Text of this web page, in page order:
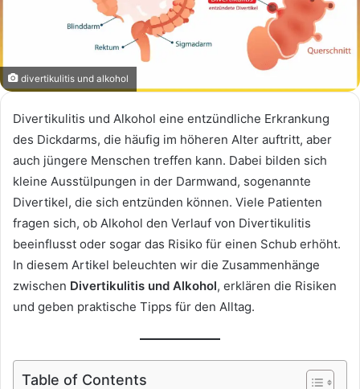
divertikulitis und alkohol
Divertikulitis und Alkohol eine entzündliche Erkrankung
des Dickdarms, die häufig im höheren Alter auftritt, aber
auch jüngere Menschen treffen kann. Dabei bilden sich
kleine Ausstülpungen in der Darmwand, sogenannte
Divertikel, die sich entzünden können. Viele Patienten
fragen sich, ob Alkohol den Verlauf von Divertikulitis
beeinflusst oder sogar das Risiko für einen Schub erhöht.
In diesem Artikel beleuchten wir die Zusammenhänge
zwischen Divertikulitis und Alkohol, erklären die Risiken
und geben praktische Tipps für den Alltag.
Table of Contents